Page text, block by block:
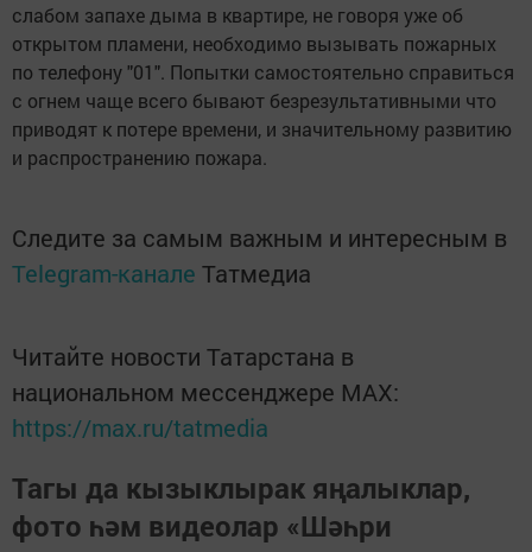
слабом запахе дыма в квартире, не говоря уже об
открытом пламени, необходимо вызывать пожарных
по телефону "01". Попытки самостоятельно справиться
с огнем чаще всего бывают безрезультативными что
приводят к потере времени, и значительному развитию
и распространению пожара.
Следите за самым важным и интересным в
Telegram-канале Татмедиа
Читайте новости Татарстана в
национальном мессенджере MАХ:
https://max.ru/tatmedia
Тагы да кызыклырак яңалыклар,
фото һәм видеолар «Шәһри